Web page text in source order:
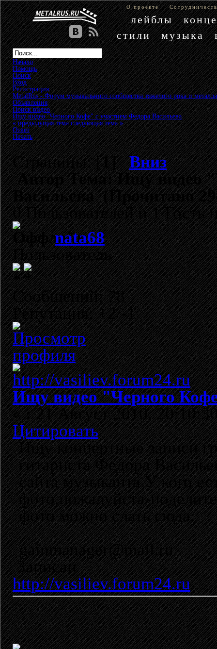
О проекте
лейблы
стили
музыка
Начало
Помощь
Поиск
Вход
Регистрация
MetalRus - Форум музыкального сообщества тяжелого рока и металла
Объявления»
Поиск видео»
Ищу видео "Черного Кофе" с участием Федора Васильева
« предыдущая тема следующая тема »
Ответ
Печать
Страницы: [1]Вниз
АвторТема: Ищу видео
Васильева (Прочитано
0 Пользователей и 1 Гость
nata68
Пользователь
Сообщений: 78
Репутация: +2/-1
Ищу видео "Черного
«:21 Август 2010,
Цитировать
Ищу концертные записи
гитариста Федора
сайта музыканта.У кого
фото,пожалуйста-
фото можно слать сюда:
gainmanager@mail.ru
Записан
http://vasiliev.forum24.ru